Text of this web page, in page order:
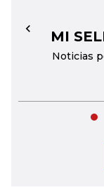
MI
Noticias
←